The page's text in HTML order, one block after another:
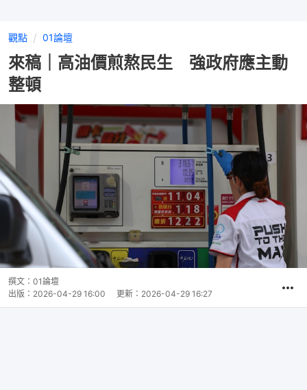
觀點 01論壇
來稿｜高油價煎熬民生 強政府應主動
整頓
撰文： 01論壇
出版： 2026-04-29 16:00 更新： 2026-04-29 16:27